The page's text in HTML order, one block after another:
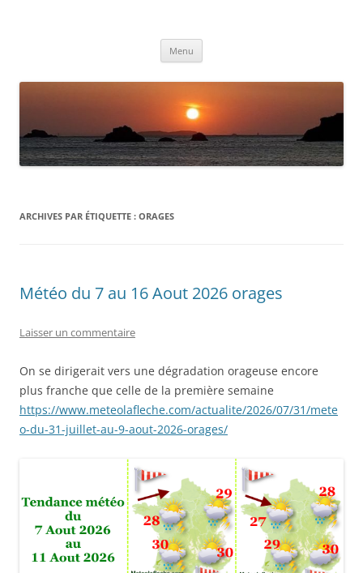
Menu
ARCHIVES PAR ÉTIQUETTE : ORAGES
Météo du 7 au 16 Aout 2026 orages
Laisser un commentaire
On se dirigerait vers une dégradation orageuse encore
plus franche que celle de la première semaine
https://www.meteolafleche.com/actualite/2026/07/31/mete
o-du-31-juillet-au-9-aout-2026-orages/